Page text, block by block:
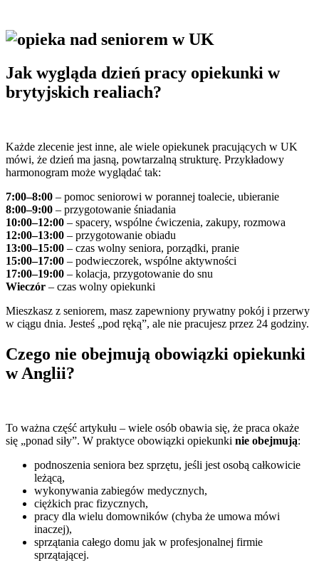
Jak wygląda dzień pracy opiekunki w
brytyjskich realiach?
Każde zlecenie jest inne, ale wiele opiekunek pracujących w UK
mówi, że dzień ma jasną, powtarzalną strukturę. Przykładowy
harmonogram może wyglądać tak:
7:00–8:00 – pomoc seniorowi w porannej toalecie, ubieranie
8:00–9:00 – przygotowanie śniadania
10:00–12:00 – spacery, wspólne ćwiczenia, zakupy, rozmowa
12:00–13:00 – przygotowanie obiadu
13:00–15:00 – czas wolny seniora, porządki, pranie
15:00–17:00 – podwieczorek, wspólne aktywności
17:00–19:00 – kolacja, przygotowanie do snu
Wieczór – czas wolny opiekunki
Mieszkasz z seniorem, masz zapewniony prywatny pokój i przerwy
w ciągu dnia. Jesteś „pod ręką”, ale nie pracujesz przez 24 godziny.
Czego nie obejmują obowiązki opiekunki
w Anglii?
To ważna część artykułu – wiele osób obawia się, że praca okaże
się „ponad siły”. W praktyce obowiązki opiekunki nie obejmują:
podnoszenia seniora bez sprzętu, jeśli jest osobą całkowicie
leżącą,
wykonywania zabiegów medycznych,
ciężkich prac fizycznych,
pracy dla wielu domowników (chyba że umowa mówi
inaczej),
sprzątania całego domu jak w profesjonalnej firmie
sprzątającej.